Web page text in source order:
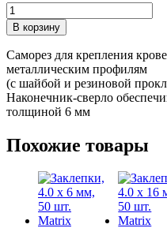
Количество
товара
Саморез
кровельный
6,3
х
25
мм
шайба
с
EPDM
шестигр.
В корзину
Саморез для крепления
металлическим профилям
(с шайбой и резиновой
Наконечник-сверло
толщиной 6 мм
Похожие товары